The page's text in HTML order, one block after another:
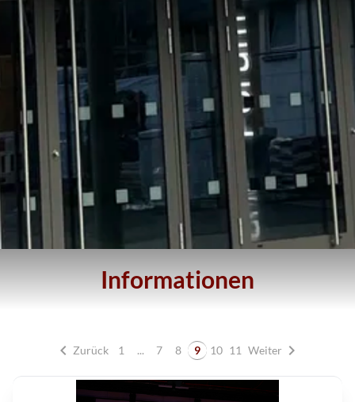
Informationen
chevron_left Zurück 1 ... 7 8 9 10 11 Weiter chevron_right